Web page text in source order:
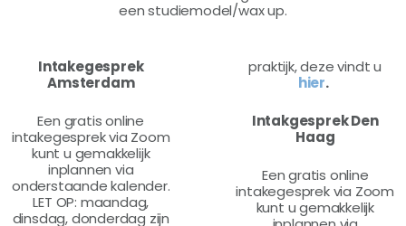
een studiemodel/wax up.
Intakegesprek
Amsterdam
Een gratis online
intakegesprek via Zoom
kunt u gemakkelijk
inplannen via
onderstaande kalender.
LET OP: maandag,
dinsdag, donderdag zijn
praktijk, deze vindt u
hier.
Intakgesprek Den
Haag
Een gratis online
intakegesprek via Zoom
kunt u gemakkelijk